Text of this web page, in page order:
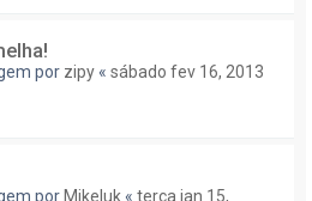
por zipy « sábado fev 16, 2013
por Mikeluk « terça jan 15,